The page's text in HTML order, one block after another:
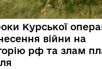
Курської
війни на
рф та злам